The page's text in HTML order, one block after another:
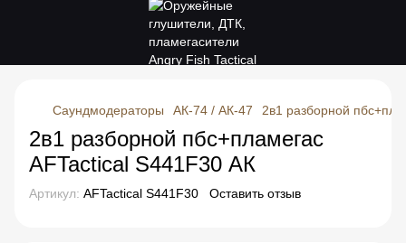
Саундмодераторы АК-74 / АК-47 2в1 разборной
2в1 разборной пбс+пламегас
AFTactical S441F30 АК
Артикул: AFTactical S441F30 Оставить отзыв